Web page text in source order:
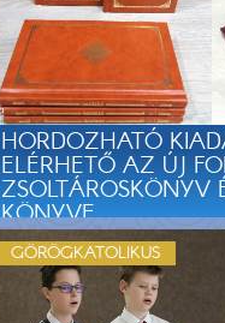
HORDOZHATÓ
ELÉRHETŐ AZ ÚJ
ZSOLTÁROSKÖNYV
KÖNYVE
GÖRÖGKATOLIKUS